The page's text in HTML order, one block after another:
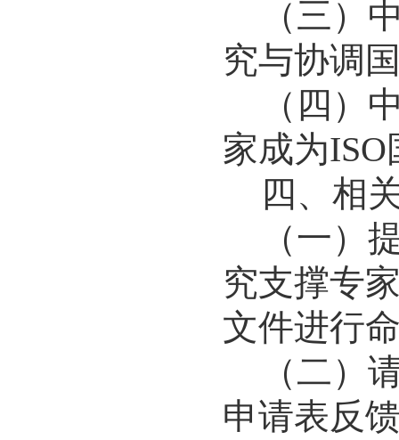
（三）
究与协调
（四）
家成为ISO
四 、 相
（一）
究支撑专
文件进行
（二）
申请表反